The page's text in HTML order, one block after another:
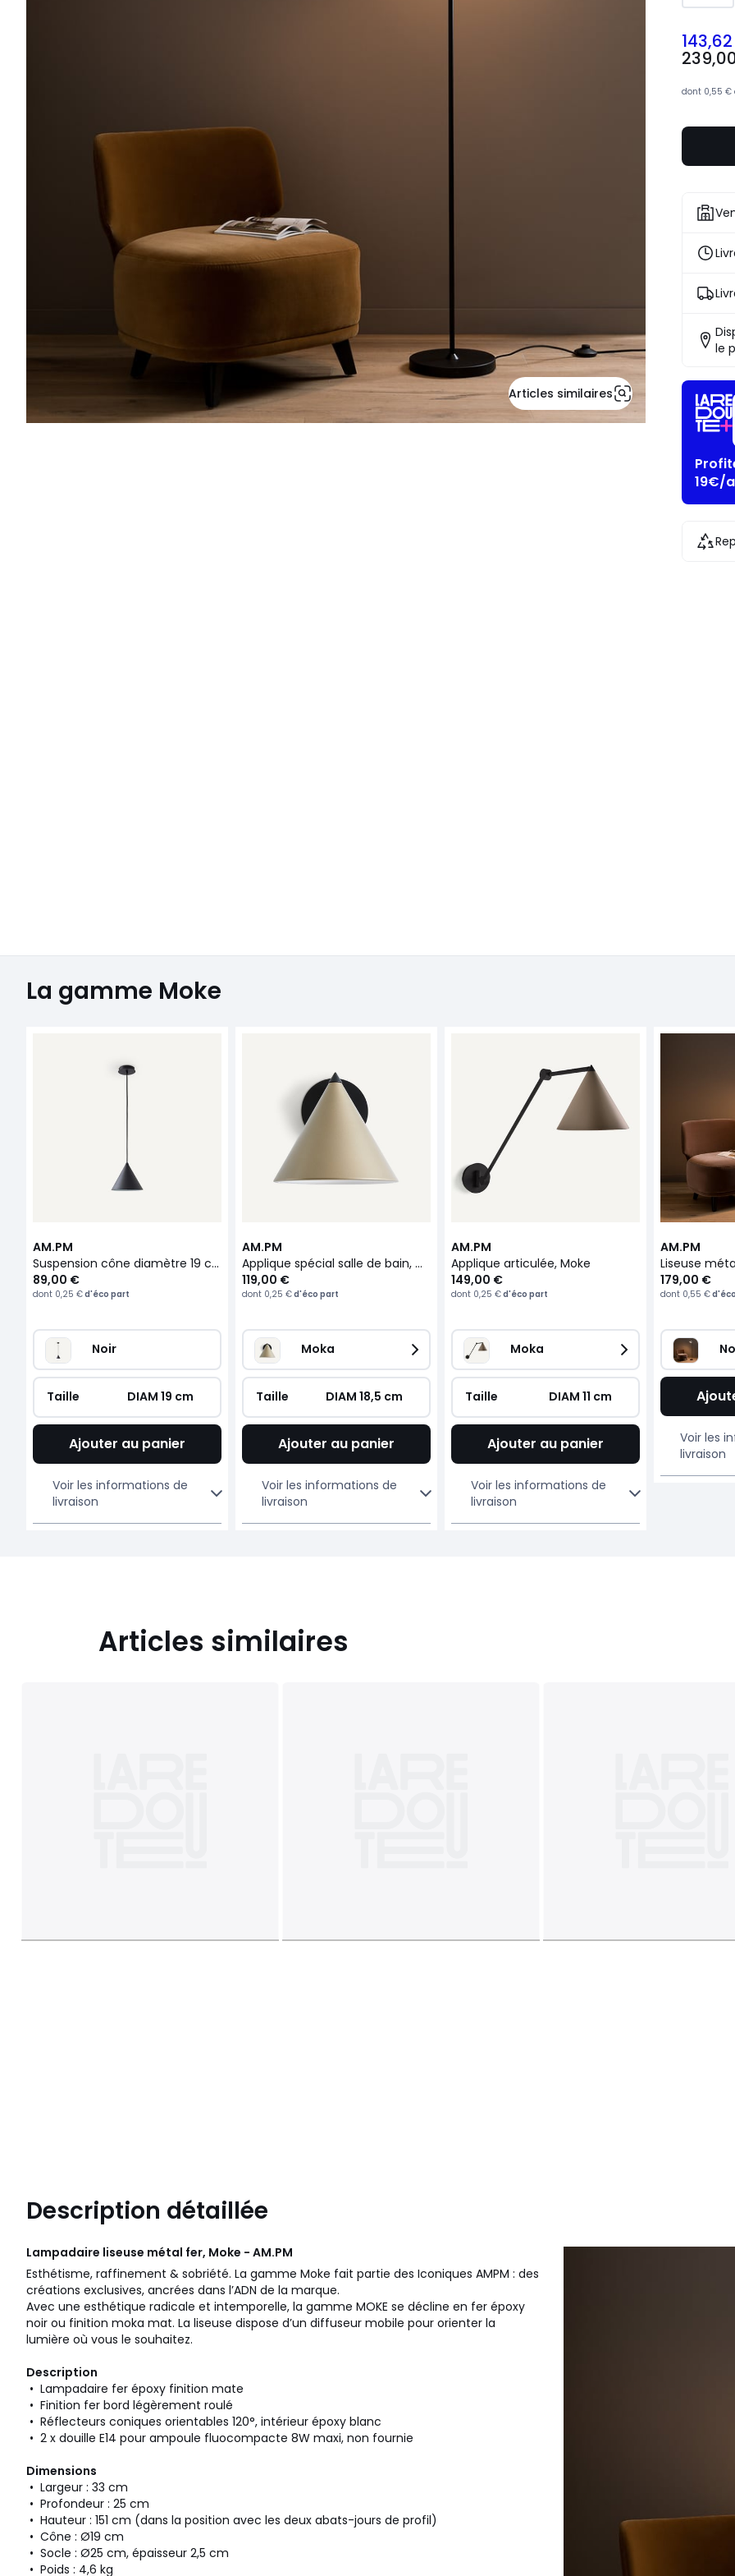
Articles similaires
dont 0,55 €
le
19€/
La gamme Moke
AM.PM
Suspension cône diamètre 19 cm, Moke
89,00 €
dont 0,25 €d'éco part
Noir
Taille DIAM 19 cm
Ajouter au panier
Voir les informations de
livraison
AM.PM
Applique spécial salle de bain, Moke
119,00 €
dont 0,25 €d'éco part
Moka
Taille DIAM 18,5 cm
Ajouter au panier
Voir les informations de
livraison
AM.PM
Applique articulée, Moke
149,00 €
dont 0,25 €d'éco part
Moka
Taille DIAM 11 cm
Ajouter au panier
Voir les informations de
livraison
AM.PM
Liseuse
179,00 €
dont 0,55 €
Voir les
livraison
Articles similaires
Description détaillée
Lampadaire liseuse métal fer, Moke - AM.PM
Esthétisme, raffinement & sobriété. La gamme Moke fait partie des Iconiques AMPM : des
créations exclusives, ancrées dans l’ADN de la marque.
Avec une esthétique radicale et intemporelle, la gamme MOKE se décline en fer époxy
noir ou finition moka mat. La liseuse dispose d’un diffuseur mobile pour orienter la
lumière où vous le souhaitez.
Description
• Lampadaire fer époxy finition mate
• Finition fer bord légèrement roulé
• Réflecteurs coniques orientables 120°, intérieur époxy blanc
• 2 x douille E14 pour ampoule fluocompacte 8W maxi, non fournie
Dimensions
• Largeur : 33 cm
• Profondeur : 25 cm
• Hauteur : 151 cm (dans la position avec les deux abats-jours de profil)
• Cône : Ø19 cm
• Socle : Ø25 cm, épaisseur 2,5 cm
• Poids : 4,6 kg